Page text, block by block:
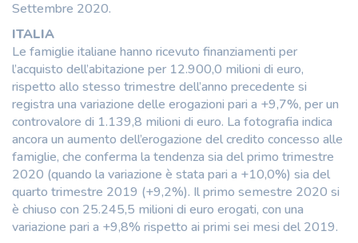
Settembre 2020.
ITALIA
Le famiglie italiane hanno ricevuto finanziamenti per
l’acquisto dell’abitazione per 12.900,0 milioni di euro,
rispetto allo stesso trimestre dell’anno precedente si
registra una variazione delle erogazioni pari a +9,7%, per un
controvalore di 1.139,8 milioni di euro. La fotografia indica
ancora un aumento dell’erogazione del credito concesso alle
famiglie, che conferma la tendenza sia del primo trimestre
2020 (quando la variazione è stata pari a +10,0%) sia del
quarto trimestre 2019 (+9,2%). Il primo semestre 2020 si
è chiuso con 25.245,5 milioni di euro erogati, con una
variazione pari a +9,8% rispetto ai primi sei mesi del 2019.